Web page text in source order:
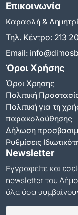
Επικοινωνία
Καραολή &
Τηλ. Κέντρο: 213
Email:
Όροι Χρήσης
Όροι Χρήσης
Πολιτική
Πολιτική για τη
παρακολούθησης
Δήλωση
Ρυθμίσεις
Newsletter
Εγγραφείτε και
newsletter του
όλα όσα